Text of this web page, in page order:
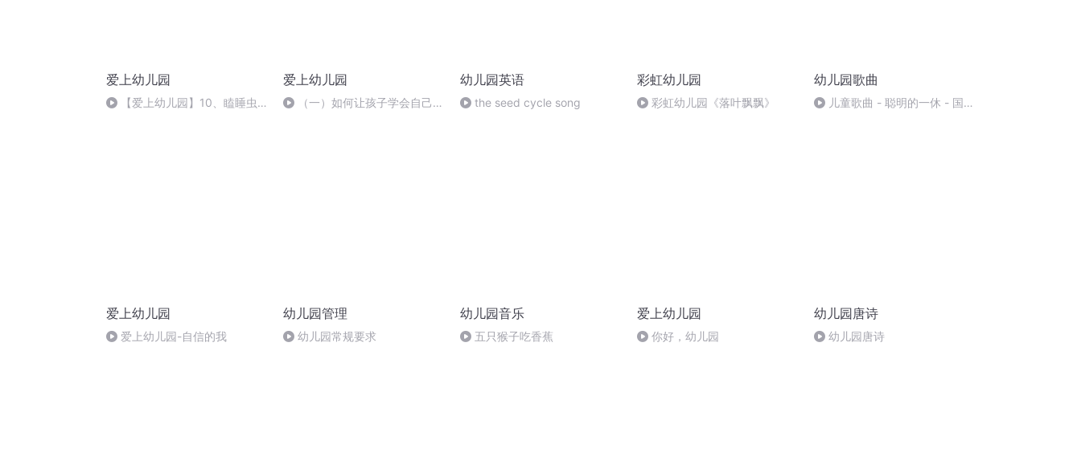
爱上幼儿园
【爱上幼儿园】10、瞌睡虫
爱上幼儿园
（一）如何让孩子学会自己吃
幼儿园英语
the seed cycle song
彩虹幼儿园
彩虹幼儿园《落叶飘飘》
幼儿园歌曲
儿童歌曲 - 聪明的一休 - 国语
爱上幼儿园
爱上幼儿园-自信的我
幼儿园管理
幼儿园常规要求
幼儿园音乐
五只猴子吃香蕉
爱上幼儿园
你好，幼儿园
幼儿园唐诗
幼儿园唐诗